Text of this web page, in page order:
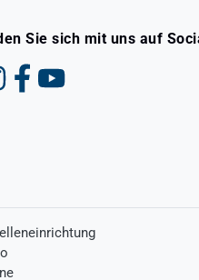
Sie sich mit uns auf